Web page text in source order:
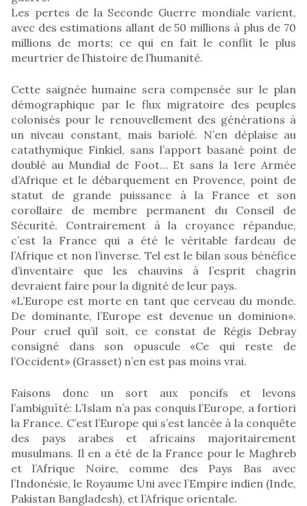
Les pertes de la Seconde Guerre mondiale varient,
avec des estimations allant de 50 millions à plus de 70
millions de morts; ce qui en fait le conflit le plus
meurtrier de l’histoire de l’humanité.
Cette saignée humaine sera compensée sur le plan
démographique par le flux migratoire des peuples
colonisés pour le renouvellement des générations à
un niveau constant, mais bariolé. N’en déplaise au
catathymique Finkiel, sans l’apport basané point de
doublé au Mundial de Foot… Et sans la 1ere Armée
d’Afrique et le débarquement en Provence, point de
statut de grande puissance à la France et son
corollaire de membre permanent du Conseil de
Sécurité. Contrairement à la croyance répandue,
c’est la France qui a été le véritable fardeau de
l’Afrique et non l’inverse. Tel est le bilan sous bénéfice
d’inventaire que les chauvins à l’esprit chagrin
devraient faire pour la dignité de leur pays.
«L’Europe est morte en tant que cerveau du monde.
De dominante, l’Europe est devenue un dominion».
Pour cruel qu’il soit, ce constat de Régis Debray
consigné dans son opuscule «Ce qui reste de
l’Occident» (Grasset) n’en est pas moins vrai.
Faisons donc un sort aux poncifs et levons
l’ambiguïté: L’Islam n’a pas conquis l’Europe, a fortiori
la France. C’est l’Europe qui s’est lancée à la conquête
des pays arabes et africains majoritairement
musulmans. Il en a été de la France pour le Maghreb
et l’Afrique Noire, comme des Pays Bas avec
l’Indonésie, le Royaume Uni avec l’Empire indien (Inde,
Pakistan Bangladesh), et l’Afrique orientale.